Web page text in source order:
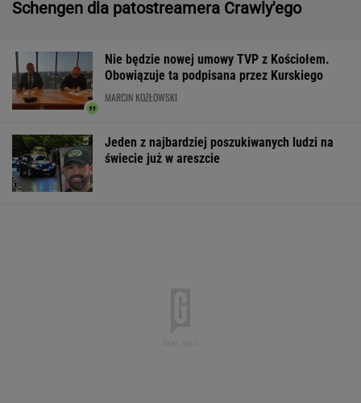
Schengen dla patostreamera Crawly'ego
Nie będzie nowej umowy TVP z Kościołem.
Obowiązuje ta podpisana przez Kurskiego
MARCIN KOZŁOWSKI
Jeden z najbardziej poszukiwanych ludzi na
świecie już w areszcie